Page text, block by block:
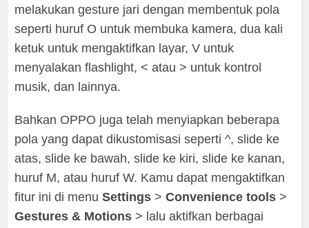
melakukan gesture jari dengan membentuk pola
seperti huruf O untuk membuka kamera, dua kali
ketuk untuk mengaktifkan layar, V untuk
menyalakan flashlight, < atau > untuk kontrol
musik, dan lainnya.
Bahkan OPPO juga telah menyiapkan beberapa
pola yang dapat dikustomisasi seperti ^, slide ke
atas, slide ke bawah, slide ke kiri, slide ke kanan,
huruf M, atau huruf W. Kamu dapat mengaktifkan
fitur ini di menuSettings >Convenience tools >
Gestures & Motions > lalu aktifkan berbagai